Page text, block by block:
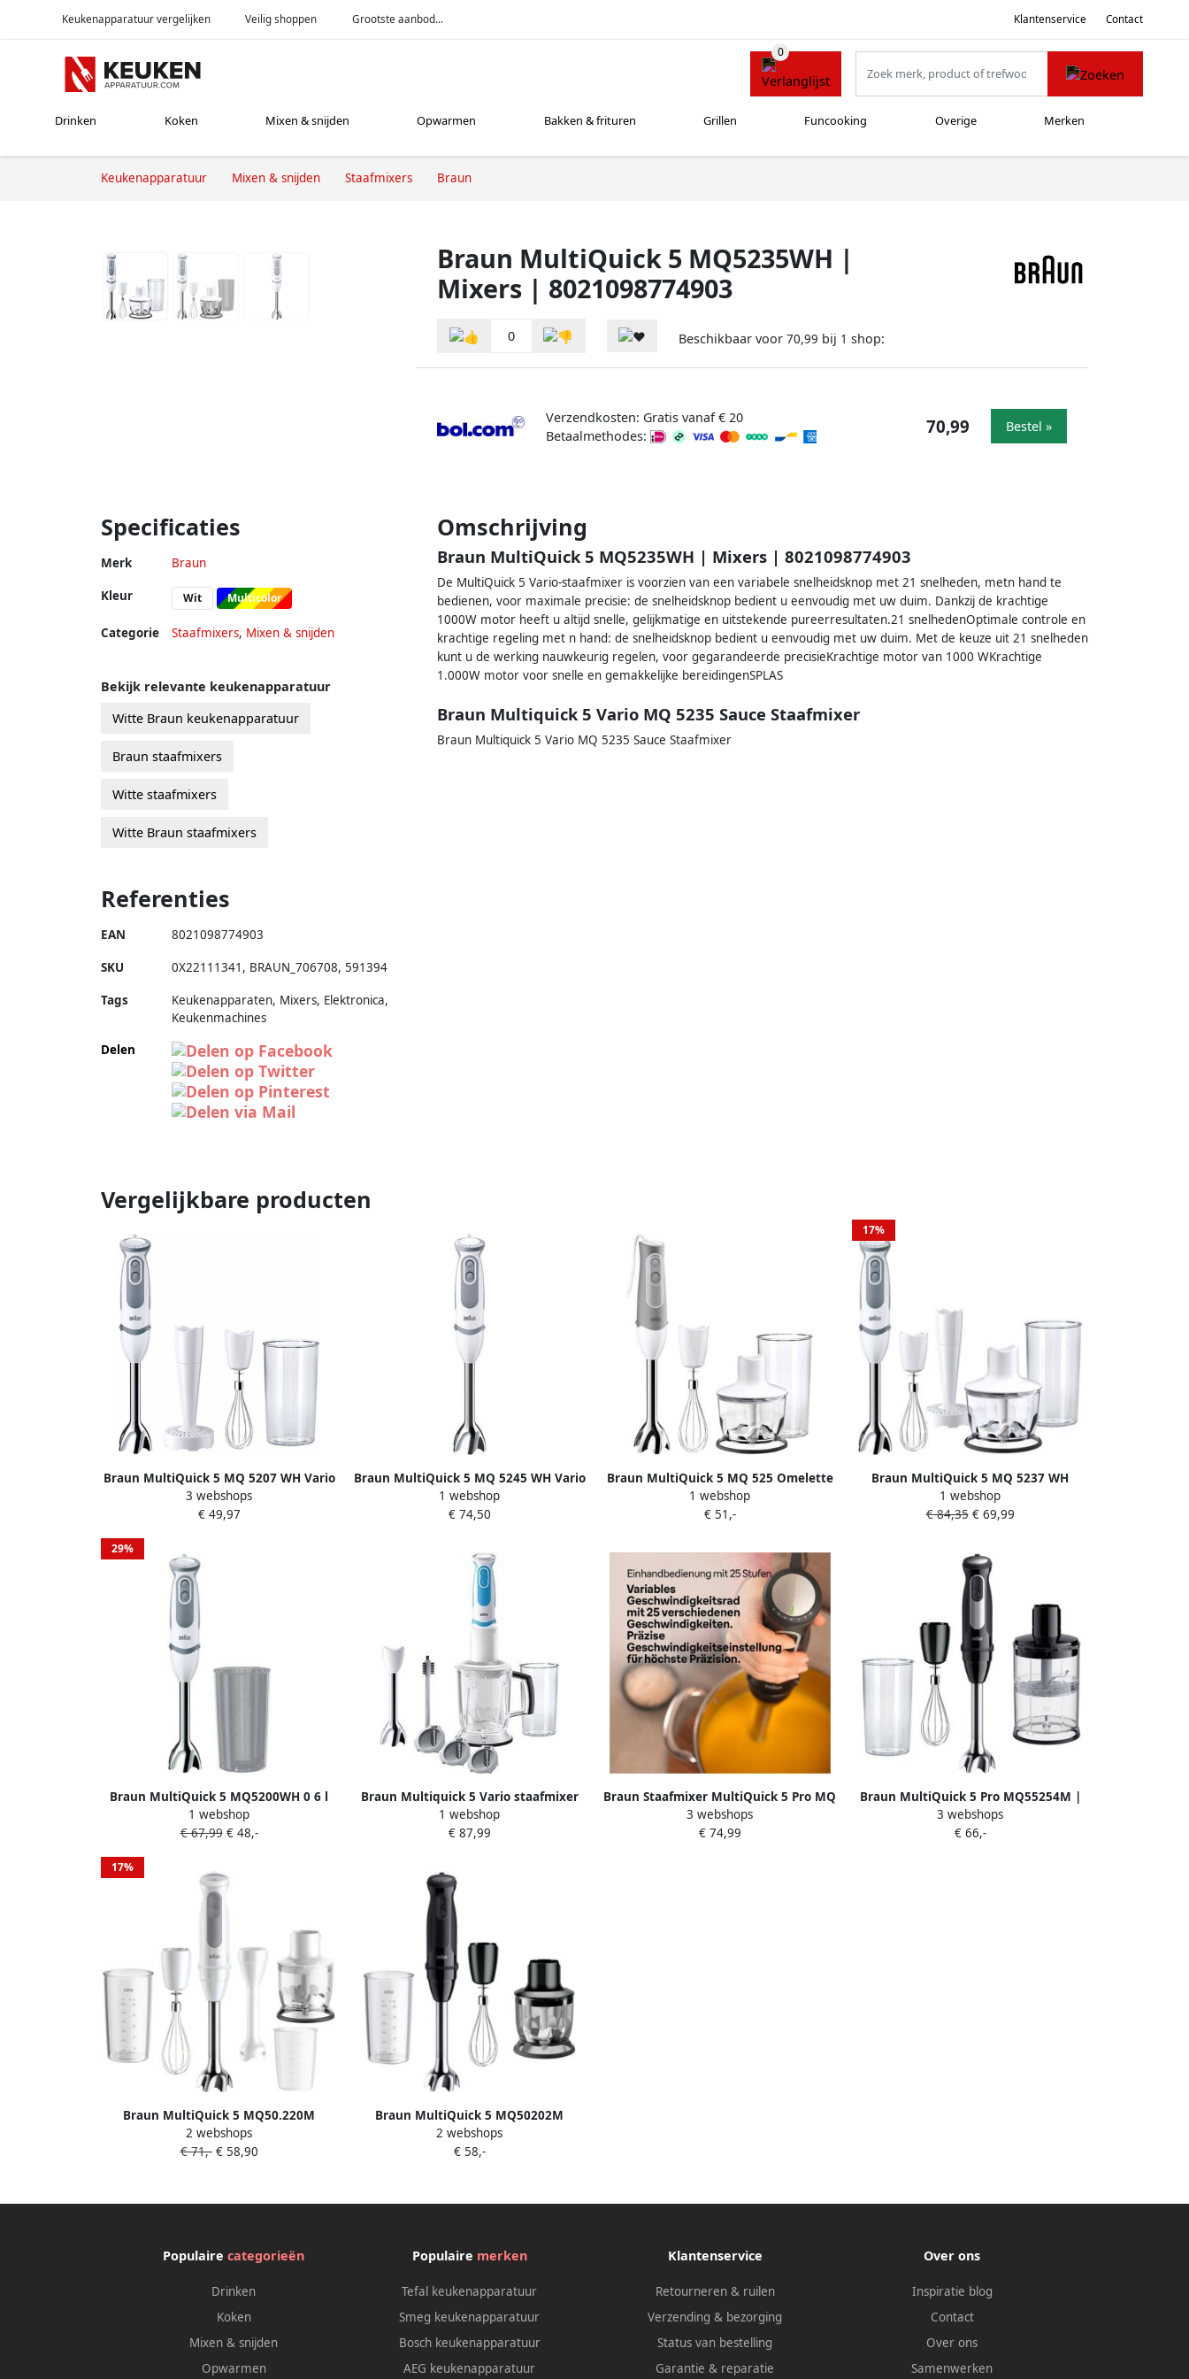
Keukenapparatuur vergelijken Veilig shoppen Grootste aanbod... Klantenservice Contact
Drinken Koken Mixen & snijden Opwarmen Bakken & frituren Grillen Funcooking Overige Merken
Keukenapparatuur Mixen & snijden Staafmixers Braun
Braun MultiQuick 5 MQ5235WH |
Mixers | 8021098774903
0 Beschikbaar voor 70,99 bij 1 shop:
Verzendkosten: Gratis vanaf € 20
Betaalmethodes:
70,99 Bestel »
Specificaties
Merk Braun
Kleur Wit Multicolor
Categorie Staafmixers, Mixen & snijden
Omschrijving
Braun MultiQuick 5 MQ5235WH | Mixers | 8021098774903
De MultiQuick 5 Vario-staafmixer is voorzien van een variabele snelheidsknop met 21 snelheden, metn hand te
bedienen, voor maximale precisie: de snelheidsknop bedient u eenvoudig met uw duim. Dankzij de krachtige
1000W motor heeft u altijd snelle, gelijkmatige en uitstekende pureerresultaten.21 snelhedenOptimale controle en
krachtige regeling met n hand: de snelheidsknop bedient u eenvoudig met uw duim. Met de keuze uit 21 snelheden
kunt u de werking nauwkeurig regelen, voor gegarandeerde precisieKrachtige motor van 1000 WKrachtige
1.000W motor voor snelle en gemakkelijke bereidingenSPLAS
Braun Multiquick 5 Vario MQ 5235 Sauce Staafmixer
Braun Multiquick 5 Vario MQ 5235 Sauce Staafmixer
Bekijk relevante keukenapparatuur
Witte Braun keukenapparatuur
Braun staafmixers
Witte staafmixers
Witte Braun staafmixers
Referenties
EAN 8021098774903
SKU 0X22111341 , BRAUN_706708, 591394
Tags
Keukenapparaten, Mixers, Elektronica,
Keukenmachines
Delen
Vergelijkbare producten
Braun MultiQuick 5 MQ 5207 WH Vario
Staafmixer
3 webshops
€ 49,97
Braun MultiQuick 5 MQ 5245 WH Vario
Staafmixer Wit Grijs
1 webshop
€ 74,50
Braun MultiQuick 5 MQ 525 Omelette
Staafmixer
1 webshop
€ 51,-
17%
Braun MultiQuick 5 MQ 5237 WH
Staafmixer Wit
1 webshop
€ 84,35€ 69,99
29%
Braun MultiQuick 5 MQ5200WH 0 6 l
Staafmixer 1000 W Wit
1 webshop
€ 67,99€ 48,-
Braun Multiquick 5 Vario staafmixer
MQ 5260 Twist wit blauw
1 webshop
€ 87,99
Braun Staafmixer MultiQuick 5 Pro MQ
55755 M 1000W 25 instellingen
keukenmachine Spatbescherming 500
3 webshops
€ 74,99
Braun MultiQuick 5 Pro MQ55254M |
Mixers | 8021098003980
3 webshops
€ 66,-
17%
Braun MultiQuick 5 MQ50.220M
Staafmixer Geschikt voor babyhapjes
Wit
2 webshops
€ 71,-€ 58,90
Braun MultiQuick 5 MQ50202M
Staafmixer – 1000 Watt – 21 Snelheden
– Inclusief Hakmolen Garde en
2 webshops
€ 58,-
Populairecategorieën
Drinken
Koken
Mixen & snijden
Opwarmen
Populaire merken
Tefal keukenapparatuur
Smeg keukenapparatuur
Bosch keukenapparatuur
AEG keukenapparatuur
Klantenservice
Retourneren & ruilen
Verzending & bezorging
Status van bestelling
Garantie & reparatie
Over ons
Inspiratie blog
Contact
Over ons
Samenwerken